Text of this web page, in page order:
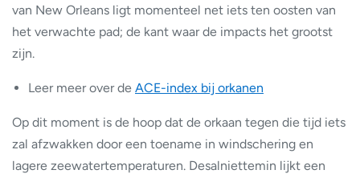
van New Orleans ligt momenteel net iets ten oosten van
het verwachte pad; de kant waar de impacts het grootst
zijn.
Leer meer over de ACE-index bij orkanen
Op dit moment is de hoop dat de orkaan tegen die tijd iets
zal afzwakken door een toename in windschering en
lagere zeewatertemperaturen. Desalniettemin lijkt een